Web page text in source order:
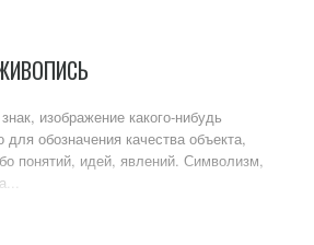
изображение какого-нибудь
обозначения качества объекта,
понятий, идей, явлений. Символизм,